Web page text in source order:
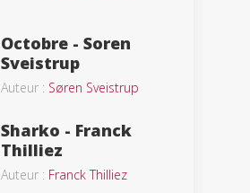
Octobre - Soren
Sveistrup
Auteur : Søren Sveistrup
Sharko - Franck
Thilliez
Auteur : Franck Thilliez